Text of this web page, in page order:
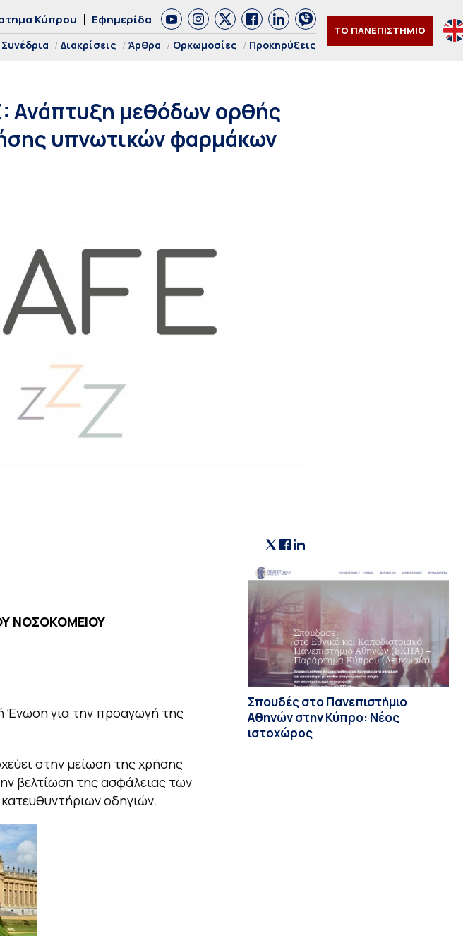
Κύπρου Εφημερίδα
Συνέδρια Διακρίσεις Άρθρα Ορκωμοσίες Προκηρύξεις
ΤΟ ΠΑΝΕΠΙΣΤΗΜΙΟ
Ανάπτυξη μεθόδων ορθής
υπνωτικών φαρμάκων
ΝΟΣΟΚΟΜΕΙΟΥ
για την προαγωγή της
στην μείωση της χρήσης
βελτίωση της ασφάλειας των
οδηγιών.
Σπουδές στο Πανεπιστήμιο
Αθηνών στην Κύπρο: Νέος
ιστοχώρος